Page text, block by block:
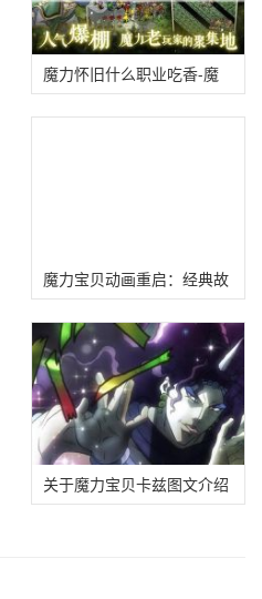
魔力怀旧什么职业吃香-魔
力怀旧最高多少级
魔力宝贝动画重启：经典故
事再度引发热潮！
关于魔力宝贝卡兹图文介绍